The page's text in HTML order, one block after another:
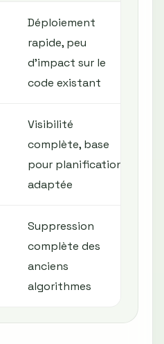
Déploiement
rapide, peu
d’impact sur le
code existant
Visibilité
complète, base
pour planification
adaptée
Suppression
complète des
anciens
algorithmes